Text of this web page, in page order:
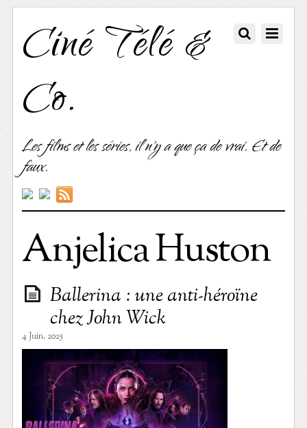
Ciné Télé &
Co.
Les films et les séries, il n'y a que ça de vrai. Et de
faux.
Anjelica Huston
Ballerina : une anti-héroïne
chez John Wick
4 Juin. 2025